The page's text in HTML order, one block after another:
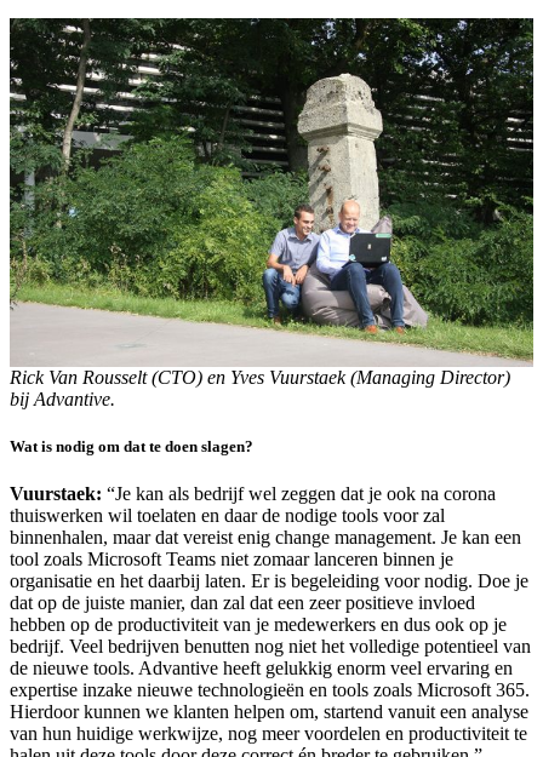
Rick Van Rousselt (CTO) en Yves Vuurstaek (Managing Director)
bij Advantive.
Wat is nodig om dat te doen slagen?
Vuurstaek: “Je kan als bedrijf wel zeggen dat je ook na corona
thuiswerken wil toelaten en daar de nodige tools voor zal
binnenhalen, maar dat vereist enig change management. Je kan een
tool zoals Microsoft Teams niet zomaar lanceren binnen je
organisatie en het daarbij laten. Er is begeleiding voor nodig. Doe je
dat op de juiste manier, dan zal dat een zeer positieve invloed
hebben op de productiviteit van je medewerkers en dus ook op je
bedrijf. Veel bedrijven benutten nog niet het volledige potentieel van
de nieuwe tools. Advantive heeft gelukkig enorm veel ervaring en
expertise inzake nieuwe technologieën en tools zoals Microsoft 365.
Hierdoor kunnen we klanten helpen om, startend vanuit een analyse
van hun huidige werkwijze, nog meer voordelen en productiviteit te